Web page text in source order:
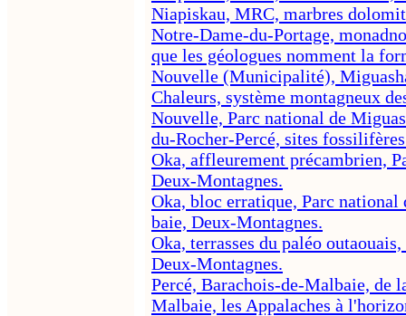
Niapiskau, MRC, marbres
Notre-Dame-du-Portage,
que les géologues nomment la
Nouvelle (Municipalité),
Chaleurs, système montagneux
Nouvelle, Parc national de
du-Rocher-Percé, sites
Oka, affleurement précambrien,
Deux-Montagnes.
Oka, bloc erratique, Parc
baie, Deux-Montagnes.
Oka, terrasses du paléo
Deux-Montagnes.
Percé, Barachois-de-Malbaie, de
Malbaie, les Appalaches à